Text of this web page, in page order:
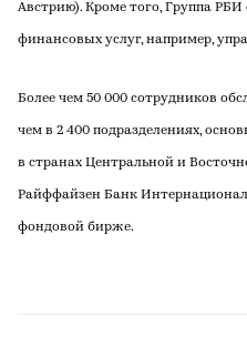
Австрию). Кроме того, Группа РБИ
финансовых услуг, например,
Более чем 50 000 сотрудников
чем в 2 400 подразделениях,
в странах Центральной и
Райффайзен Банк
фондовой бирже.